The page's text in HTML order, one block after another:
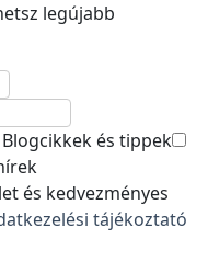
legújabb
Blogcikkek és tippek
és kedvezményes
tájékoztató